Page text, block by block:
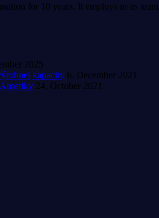
for 10 years. It employs in its
2025
kapacity 6. December 2021
24. October 2021